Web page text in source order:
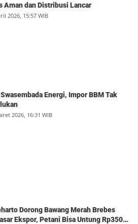
Aman dan Distribusi Lancar
2026, 15:57 WIB
Energi, Impor BBM Tak
2026, 16:31 WIB
Dorong Bawang Merah Brebes
Ekspor, Petani Bisa Untung Rp350